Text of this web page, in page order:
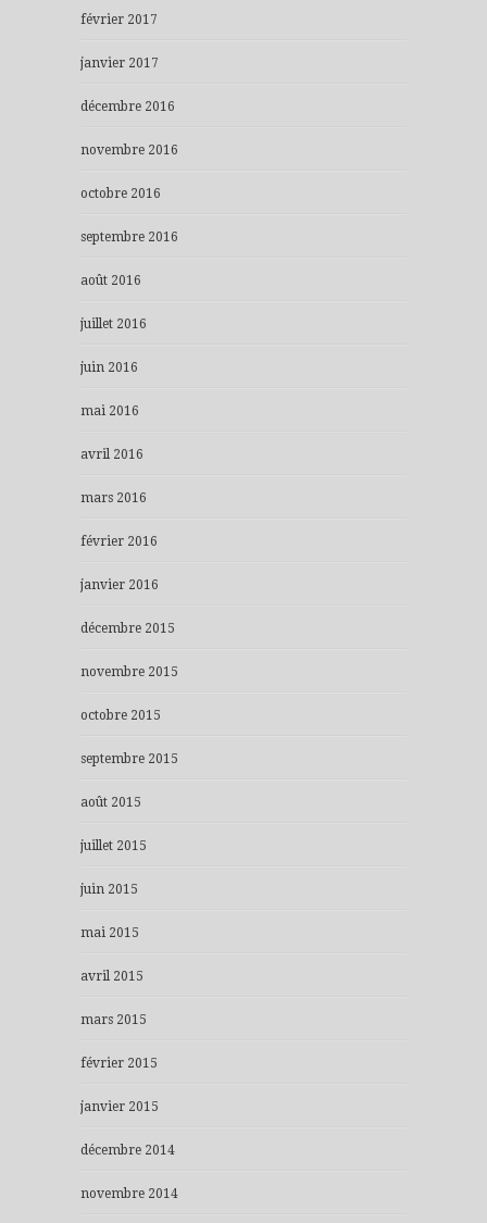
février 2017
janvier 2017
décembre 2016
novembre 2016
octobre 2016
septembre 2016
août 2016
juillet 2016
juin 2016
mai 2016
avril 2016
mars 2016
février 2016
janvier 2016
décembre 2015
novembre 2015
octobre 2015
septembre 2015
août 2015
juillet 2015
juin 2015
mai 2015
avril 2015
mars 2015
février 2015
janvier 2015
décembre 2014
novembre 2014